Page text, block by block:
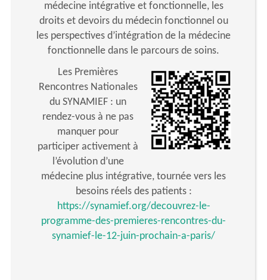
médecine intégrative et fonctionnelle, les
droits et devoirs du médecin fonctionnel ou
les perspectives d’intégration de la médecine
fonctionnelle dans le parcours de soins.
Les Premières
Rencontres Nationales
du SYNAMIEF : un
rendez-vous à ne pas
manquer pour
participer activement à
l’évolution d’une
médecine plus intégrative, tournée vers les
besoins réels des patients :
https://synamief.org/decouvrez-le-
programme-des-premieres-rencontres-du-
synamief-le-12-juin-prochain-a-paris/